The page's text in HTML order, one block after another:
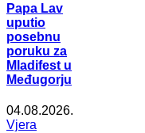
Papa Lav
uputio
posebnu
poruku za
Mladifest u
Međugorju
04.08.2026.
Vjera